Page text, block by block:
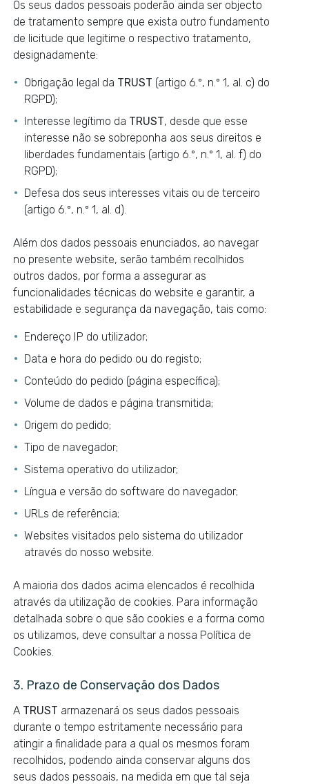
Os seus dados pessoais poderão ainda ser objecto
de tratamento sempre que exista outro fundamento
de licitude que legitime o respectivo tratamento,
designadamente:
Obrigação legal da TRUST (artigo 6.º, n.º 1, al. c) do
RGPD);
Interesse legítimo da TRUST, desde que esse
interesse não se sobreponha aos seus direitos e
liberdades fundamentais (artigo 6.º, n.º 1, al. f) do
RGPD);
Defesa dos seus interesses vitais ou de terceiro
(artigo 6.º, n.º 1, al. d).
Além dos dados pessoais enunciados, ao navegar
no presente website, serão também recolhidos
outros dados, por forma a assegurar as
funcionalidades técnicas do website e garantir, a
estabilidade e segurança da navegação, tais como:
Endereço IP do utilizador;
Data e hora do pedido ou do registo;
Conteúdo do pedido (página específica);
Volume de dados e página transmitida;
Origem do pedido;
Tipo de navegador;
Sistema operativo do utilizador;
Língua e versão do software do navegador;
URLs de referência;
Websites visitados pelo sistema do utilizador
através do nosso website.
A maioria dos dados acima elencados é recolhida
através da utilização de cookies. Para informação
detalhada sobre o que são cookies e a forma como
os utilizamos, deve consultar a nossa Política de
Cookies.
3. Prazo de Conservação dos Dados
A TRUST armazenará os seus dados pessoais
durante o tempo estritamente necessário para
atingir a finalidade para a qual os mesmos foram
recolhidos, podendo ainda conservar alguns dos
seus dados pessoais, na medida em que tal seja